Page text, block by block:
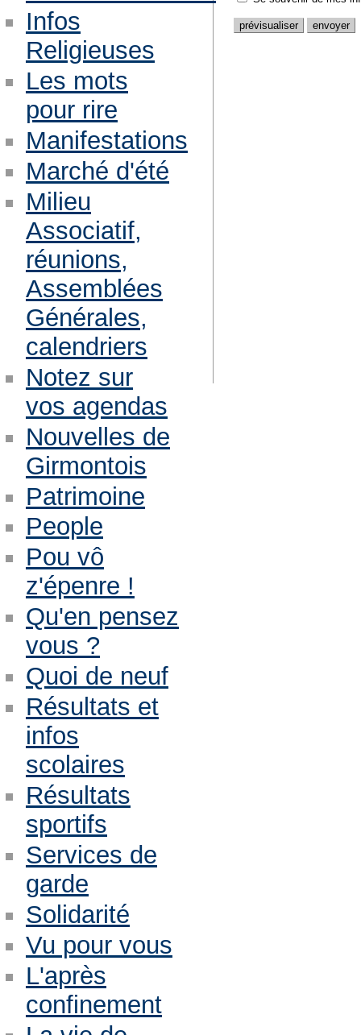
Infos
Religieuses
Les mots
pour rire
Manifestations
Marché d'été
Milieu
Associatif,
réunions,
Assemblées
Générales,
calendriers
Notez sur
vos agendas
Nouvelles de
Girmontois
Patrimoine
People
Pou vô
z'épenre !
Qu'en pensez
vous ?
Quoi de neuf
Résultats et
infos
scolaires
Résultats
sportifs
Services de
garde
Solidarité
Vu pour vous
L'après
confinement